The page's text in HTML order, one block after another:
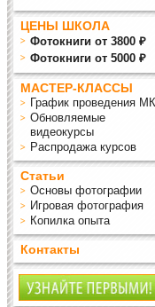
ЦЕНЫ ШКОЛА
Фотокниги от 3800 ₽
Фотокниги от 5000 ₽
МАСТЕР-КЛАССЫ
График проведения МК
Обновляемые
видеокурсы
Распродажа курсов
Статьи
Основы фотографии
Игровая фотография
Копилка опыта
Контакты